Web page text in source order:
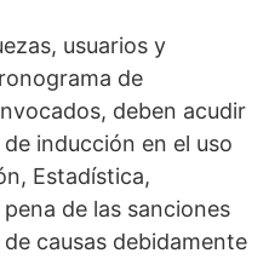
usuarios y
de
deben acudir
inducción en el uso
Estadística,
de las sanciones
causas debidamente